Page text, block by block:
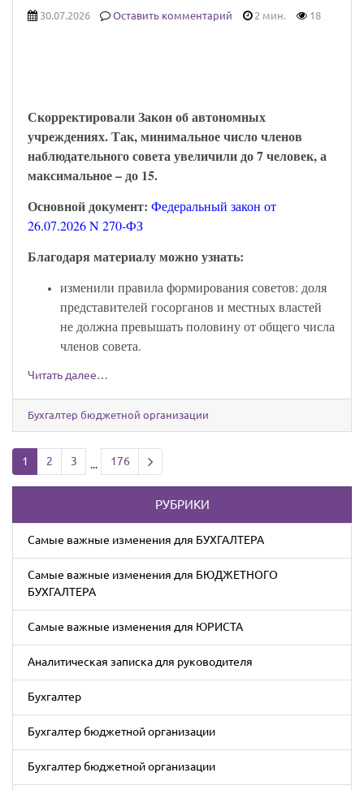
30.07.2026 Оставить комментарий 2 мин. 18
Скорректировали Закон об автономных
учреждениях. Так, минимальное число членов
наблюдательного совета увеличили до 7 человек, а
максимальное – до 15.
Основной документ: Федеральный закон от
26.07.2026 N 270-ФЗ
Благодаря материалу можно узнать:
изменили правила формирования советов: доля
представителей госорганов и местных властей
не должна превышать половину от общего числа
членов совета.
Читать далее…
Бухгалтер бюджетной организации
1 2 3 ... 176 Next page
РУБРИКИ
Cамые важные изменения для БУХГАЛТЕРА
Cамые важные изменения для БЮДЖЕТНОГО
БУХГАЛТЕРА
Cамые важные изменения для ЮРИСТА
Аналитическая записка для руководителя
Бухгалтер
Бухгалтер бюджетной организации
Бухгалтер бюджетной организации